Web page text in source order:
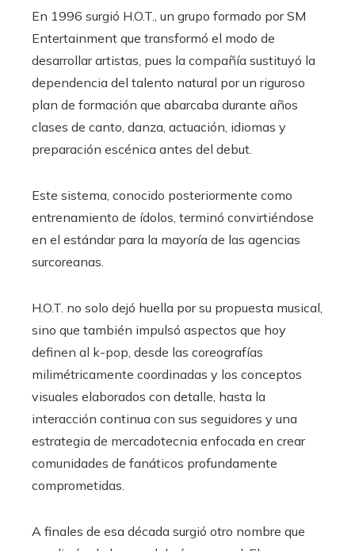
En 1996 surgió H.O.T., un grupo formado por SM
Entertainment que transformó el modo de
desarrollar artistas, pues la compañía sustituyó la
dependencia del talento natural por un riguroso
plan de formación que abarcaba durante años
clases de canto, danza, actuación, idiomas y
preparación escénica antes del debut.
Este sistema, conocido posteriormente como
entrenamiento de ídolos, terminó convirtiéndose
en el estándar para la mayoría de las agencias
surcoreanas.
H.O.T. no solo dejó huella por su propuesta musical,
sino que también impulsó aspectos que hoy
definen al k-pop, desde las coreografías
milimétricamente coordinadas y los conceptos
visuales elaborados con detalle, hasta la
interacción continua con sus seguidores y una
estrategia de mercadotecnia enfocada en crear
comunidades de fanáticos profundamente
comprometidas.
A finales de esa década surgió otro nombre que